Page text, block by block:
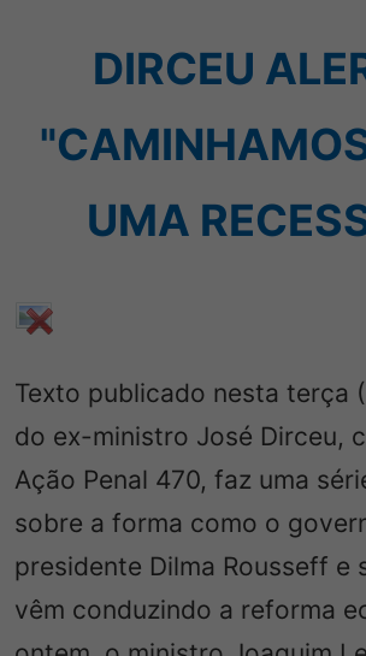
DIRCEU
UMA
Texto publicado nesta terça
do ex-ministro José Dirceu,
Ação Penal 470, faz uma
sobre a forma como o
presidente Dilma Rousseff e
vêm conduzindo a reforma